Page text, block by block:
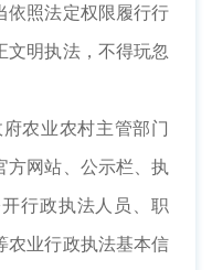
依照法定权限履行行
文明执法，不得玩忽
农业农村主管部门
方网站、公示栏、执
行政执法人员、职
农业行政执法基本信